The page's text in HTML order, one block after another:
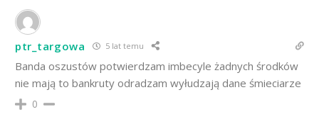
ptr_targowa 5 lat temu
Banda oszustów potwierdzam imbecyle żadnych środków
nie mają to bankruty odradzam wyłudzają dane śmieciarze
0